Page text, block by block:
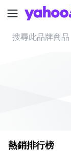
熱銷排行榜